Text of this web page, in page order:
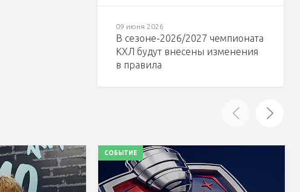
09 июня 2026
В сезоне-2026/2027 чемпионата
КХЛ будут внесены изменения
в правила
СОБЫТИЕ